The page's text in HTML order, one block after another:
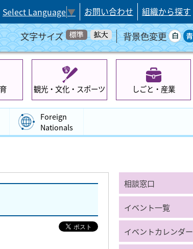
Select Language▼ お問い合わせ 組織から探す
文字サイズ 背景色変更
観光・文化・スポーツ しごと・産業
Foreign
Nationals
相談窓口
イベント一覧
イベントカレンダー